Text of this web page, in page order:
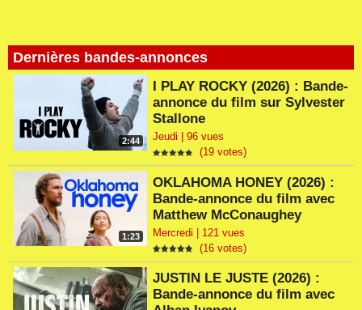
Dernières bandes-annonces
2:44
I PLAY ROCKY (2026) : Bande-
annonce du film sur Sylvester
Stallone
Jeudi | 96 vues
(19 votes)
1:23
OKLAHOMA HONEY (2026) :
Bande-annonce du film avec
Matthew McConaughey
Mercredi | 121 vues
(16 votes)
JUSTIN LE JUSTE (2026) :
Bande-annonce du film avec